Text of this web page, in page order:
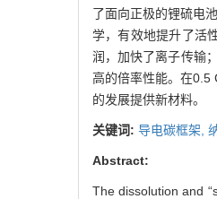
了面向正极的锂硫电
学，有效地提升了活
润，加快了离子传输
高的倍率性能。在0.5
的发展提供新材料。
关键词: 导电碳框架,
Abstract:
The dissolution and